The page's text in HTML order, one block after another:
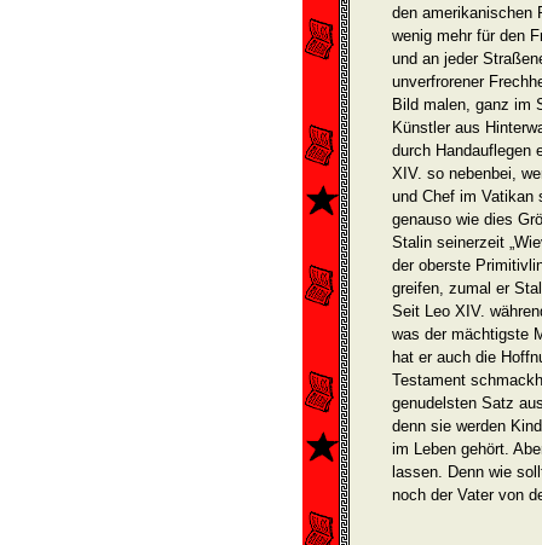
den amerikanischen
wenig mehr für den
und an jeder
unverfrorener
Bild malen, ganz im
Künst­ler aus
durch Handaufle­gen
XIV. so nebenbei,
und Chef im Vatikan
genauso wie dies
Stalin seinerzeit
der oberste
greifen, zumal er
Seit Leo XIV.
was der mächtigste
hat er auch die
Testament
genudelsten Satz
denn sie werden
im Leben gehört.
lassen. Denn wie
noch der Vater von